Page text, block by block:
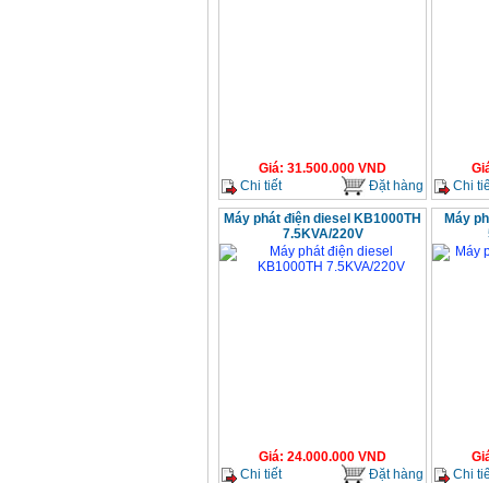
Giá: 31.500.000 VND
Chi tiết
Đặt hàng
Chi
Máy phát điện diesel KB1000TH
7.5KVA/220V
Giá: 24.000.000 VND
Chi tiết
Đặt hàng
Máy
Chi